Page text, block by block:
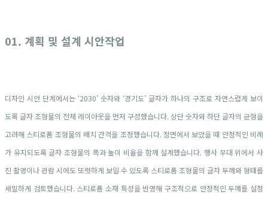
01. 계획 및 설계 시안작업
디자인 시안 단계에서는 ‘2030’ 숫자와 ‘경기도’ 글자가 하나의 구조로 자연스럽게 보이
도록 글자 조형물의 전체 레이아웃을 먼저 구성했습니다. 상단 숫자와 하단 글자의 균형을
고려해 스티로폼 조형물의 배치 간격을 조정했습니다. 정면에서 보았을 때 안정적인 비례
가 유지되도록 글자 조형물의 폭과 높이 비율을 함께 설계했습니다. 행사 무대 위에서 사
진 촬영이나 관람 시에도 또렷하게 보일 수 있도록 스티로폼 조형물의 글자 두께와 형태를
세밀하게 검토했습니다. 스티로폼 소재 특성을 반영해 구조적으로 안정적인 두께를 설정